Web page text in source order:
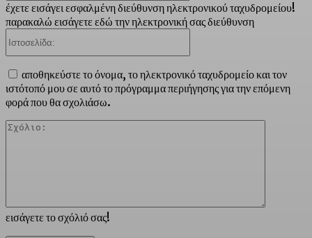
εισάγετε το σχόλιό σας!
έχετε εισάγει εσφαλμένη διεύθυνση ηλεκτρονικού ταχυδρομείου!
παρακαλώ εισάγετε εδώ την ηλεκτρονική σας διεύθυνση
αποθηκεύστε το όνομα, το ηλεκτρονικό ταχυδρομείο και τον
ιστότοπό μου σε αυτό το πρόγραμμα περιήγησης για την επόμενη
φορά που θα σχολιάσω.